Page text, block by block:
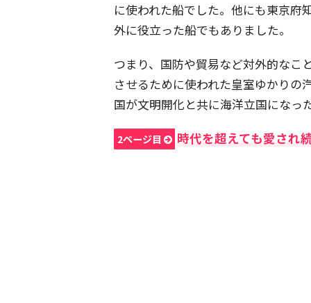
に使われた船でした。他にも東京府
外に役立った船でもありました。
つまり、国防や貿易など対外的なこ
させるために使われた皇室ゆかりの
国が文明開化と共に海洋立国になっ
2ページ目 時代を超えても愛され